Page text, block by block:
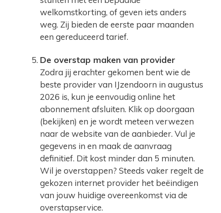
welkomstkorting, of geven iets anders
weg. Zij bieden de eerste paar maanden
een gereduceerd tarief.
De overstap maken van provider
Zodra jij erachter gekomen bent wie de
beste provider van IJzendoorn in augustus
2026 is, kun je eenvoudig online het
abonnement afsluiten. Klik op doorgaan
(bekijken) en je wordt meteen verwezen
naar de website van de aanbieder. Vul je
gegevens in en maak de aanvraag
definitief. Dit kost minder dan 5 minuten.
Wil je overstappen? Steeds vaker regelt de
gekozen internet provider het beëindigen
van jouw huidige overeenkomst via de
overstapservice.